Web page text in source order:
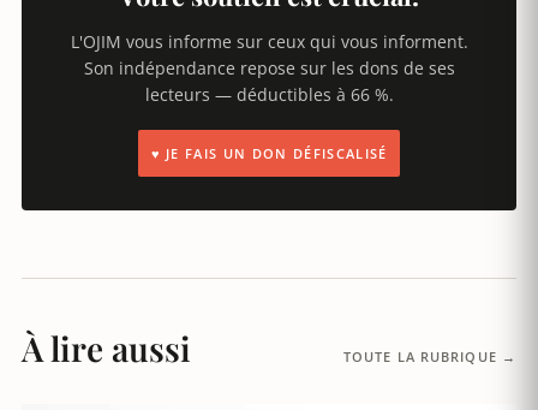
L'OJIM vous informe sur ceux qui vous informent.
Son indépendance repose sur les dons de ses
lecteurs — déductibles à 66 %.
♥ JE FAIS UN DON DÉFISCALISÉ
À lire aussi TOUTE LA RUBRIQUE →